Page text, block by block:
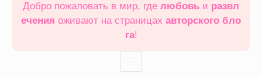
Добро пожаловать в мир, где любовь и развл
ечения оживают на страницах авторского бло
га!